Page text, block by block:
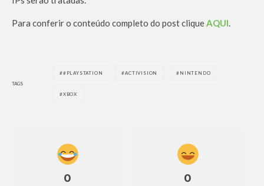
Para conferir o conteúdo completo do post cliqueAQUI.
TAGS
#PLAYSTATION ACTIVISION NINTENDO
XBOX
0 0